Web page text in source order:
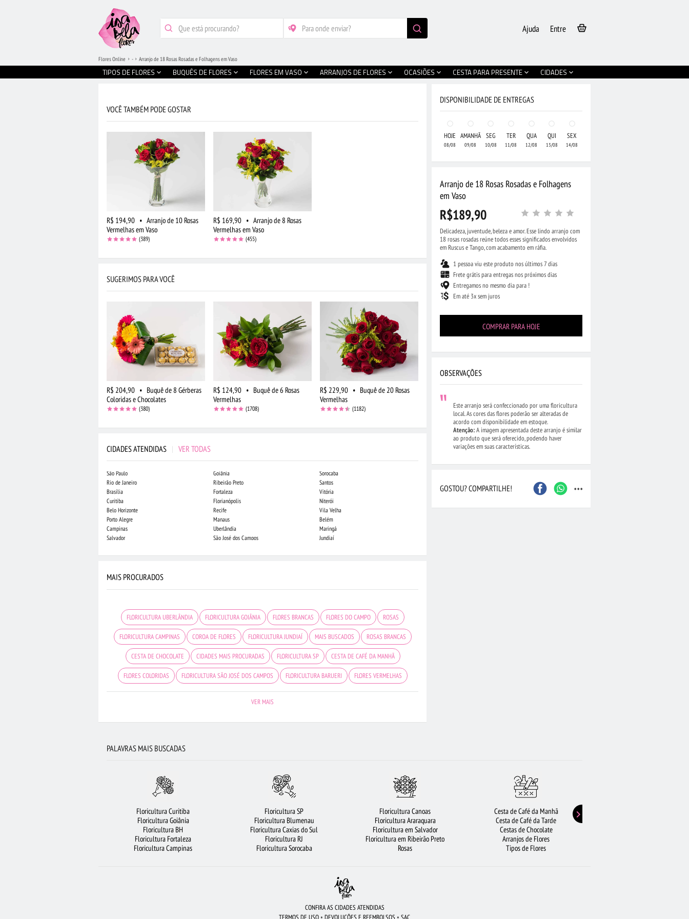
Entre
Ajuda
TIPOS DE FLORES BUQUÊS DE FLORES FLORES EM VASO ARRANJOS DE FLORES OCASIÕES CESTA PARA PRESENTE CIDADES
Flores Online - Arranjo de 18 Rosas Rosadas e Folhagens em Vaso
VOCÊ TAMBÉM PODE GOSTAR
R$ 194,90 • Arranjo de 10 Rosas
Vermelhas em Vaso
(389)
R$ 169,90 • Arranjo de 8 Rosas
Vermelhas em Vaso
(455)
SUGERIMOS PARA VOCÊ
R$ 204,90 • Buquê de 8 Gérberas
Coloridas e Chocolates
(380)
R$ 124,90 • Buquê de 6 Rosas
Vermelhas
(1708)
R$ 229,90 • Buquê de 20 Rosas
Vermelhas
(1182)
CIDADES ATENDIDAS | VER TODAS
São Paulo
Rio de Janeiro
Brasília
Curitiba
Belo Horizonte
Porto Alegre
Campinas
Salvador
Goiânia
Ribeirão Preto
Fortaleza
Florianópolis
Recife
Manaus
Uberlândia
São José dos Campos
Sorocaba
Santos
Vitória
Niterói
Vila Velha
Belém
Maringá
Jundiaí
Londrina
Juiz de Fora
Contagem
Joinville
Osasco
MAIS PROCURADOS
FLORICULTURA UBERLÂNDIA FLORICULTURA GOIÂNIA FLORES BRANCAS FLORES DO CAMPO ROSAS
FLORICULTURA CAMPINAS COROA DE FLORES FLORICULTURA JUNDIAÍ MAIS BUSCADOS ROSAS BRANCAS
CESTA DE CHOCOLATE CIDADES MAIS PROCURADAS FLORICULTURA SP CESTA DE CAFÉ DA MANHÃ
FLORES COLORIDAS FLORICULTURA SÃO JOSÉ DOS CAMPOS FLORICULTURA BARUERI FLORES VERMELHAS
FLORICULTURA SÃO BERNARDO DO CAMPO
FLORICULTURA BELÉM BUQUÊ DE ROSAS VERMELHAS FLORICULTURA JOÃO PESSOA
FLORICULTURA FORTALEZA URSO DE PELÚCIA FLORICULTURA SANTO ANDRÉ
FLORICULTURA PORTO ALEGRE BUQUÊ DE 20 ROSAS VERMELHAS FLORICULTURA RIBEIRÃO PRETO
VER MAIS
DISPONIBILIDADE DE ENTREGAS
HOJE
08/08
AMANHÃ
09/08
SEG
10/08
TER
11/08
QUA
12/08
QUI
13/08
SEX
14/08
Arranjo de 18 Rosas Rosadas e Folhagens
em Vaso
R$189,90
Delicadeza, juventude, beleza e amor. Esse lindo arranjo com
18 rosas rosadas reúne todos esses significados envolvidos
em Ruscus e Tango, com acabamento em ráfia.
1 pessoa viu este produto nos últimos 7 dias
Frete grátis para entregas nos próximos dias
Entregamos no mesmo dia para !
Em até 3x sem juros
COMPRAR PARA HOJE
OBSERVAÇÕES
Este arranjo será confeccionado por uma floricultura
local. As cores das flores poderão ser alteradas de
acordo com disponibilidade em estoque.
Atenção:A imagem apresentada deste arranjo é similar
ao produto que será oferecido, podendo haver
variações em suas características.
GOSTOU? COMPARTILHE! ...
PALAVRAS MAIS BUSCADAS
Floricultura Curitiba
Floricultura Goiânia
Floricultura BH
Floricultura Fortaleza
Floricultura Campinas
Floricultura SP
Floricultura Blumenau
Floricultura Caxias do Sul
Floricultura RJ
Floricultura Sorocaba
Floricultura Canoas
Floricultura Araraquara
Floricultura em Salvador
Floricultura em Ribeirão Preto
Rosas
Cesta de Café da Manhã
Cesta de Café da Tarde
Cestas de Chocolate
Arranjos de Flores
Tipos de Flores
CONFIRA AS CIDADES ATENDIDAS
TERMOS DE USO • DEVOLUÇÕES E REEMBOLSOS • SAC